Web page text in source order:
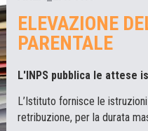
ELEVAZIONE
PARENTALE
L'INPS pubblica le attese
L’Istituto fornisce le
retribuzione, per la durata